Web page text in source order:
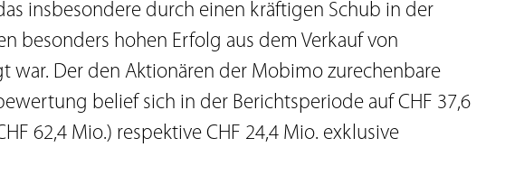
insbesondere durch einen kräftigen Schub in der
besonders hohen Erfolg aus dem Verkauf von
war. Der den Aktionären der Mobimo zurechenbare
belief sich in der Berichtsperiode auf CHF 37,6
62,4 Mio.) respektive CHF 24,4 Mio. exklusive